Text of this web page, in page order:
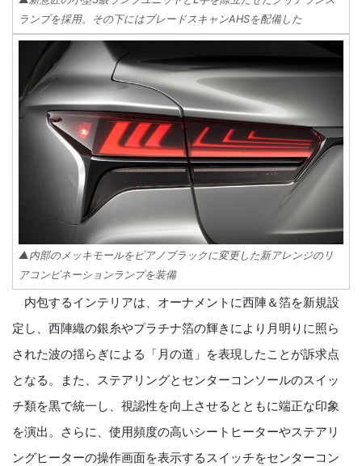
ランプを採用。その下にはブレードスキャンAHSを配備した
▲内部のメッキモールをピアノブラックに変更した新アレンジのリ
アコンビネーションランプを装備
内包するインテリアは、オーナメントに西陣＆箔を新規設
定し、西陣織の銀糸やプラチナ箔の輝きにより月明りに照ら
された波の揺らぎによる「月の道」を表現したことが訴求点
となる。また、ステアリングとセンターコンソールのスイッ
チ類を黒で統一し、視認性を向上させるとともに端正な印象
を演出。さらに、使用頻度の高いシートヒーターやステアリ
ングヒーターの操作画面を表示するスイッチをセンターコン